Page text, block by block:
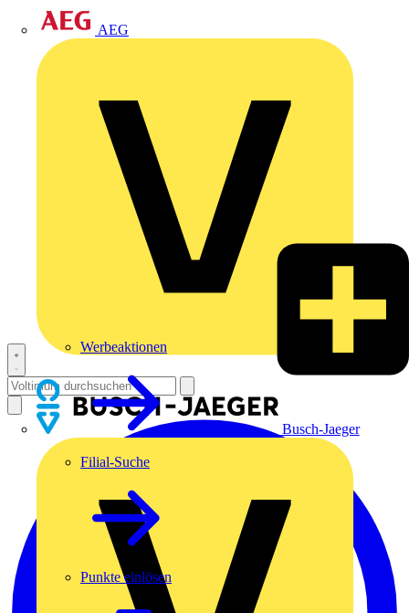
AEG
Busch-Jaeger
Werbeaktionen
Filial-Suche
Punkte einlösen